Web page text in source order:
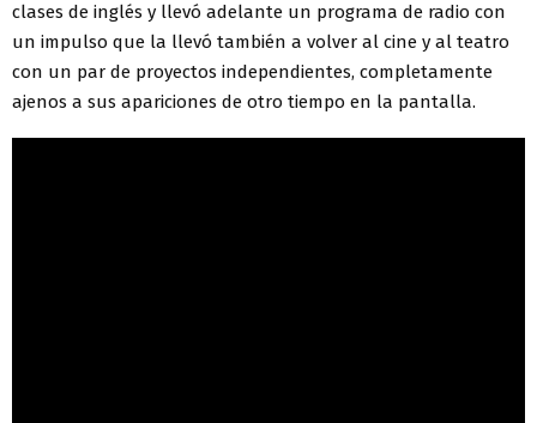
clases de inglés y llevó adelante un programa de radio con
un impulso que la llevó también a volver al cine y al teatro
con un par de proyectos independientes, completamente
ajenos a sus apariciones de otro tiempo en la pantalla.